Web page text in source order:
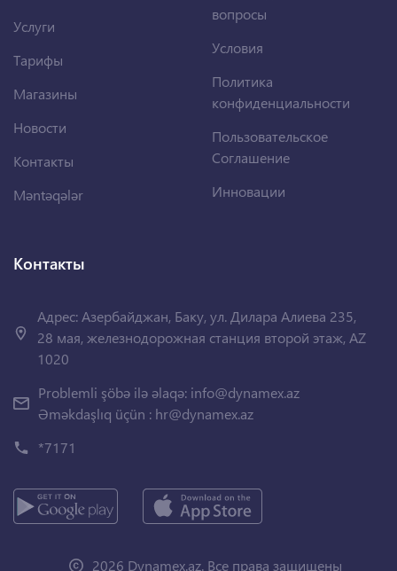
Услуги
Тарифы
Магазины
Новости
Контакты
Məntəqələr
вопросы
Условия
Политика
конфиденциальности
Пользовательское
Соглашение
Инновации
Контакты
Адрес: Азербайджан, Баку, ул. Дилара Алиева 235,
28 мая, железнодорожная станция второй этаж, AZ
1020
Problemli şöbə ilə əlaqə: info@dynamex.az
Əməkdaşlıq üçün : hr@dynamex.az
*7171
2026 Dynamex.az. Все права защищены